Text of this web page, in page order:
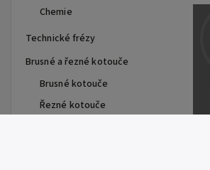
Chemie
Technické frézy
Brusné a řezné kotouče
Brusné kotouče
Řezné kotouče